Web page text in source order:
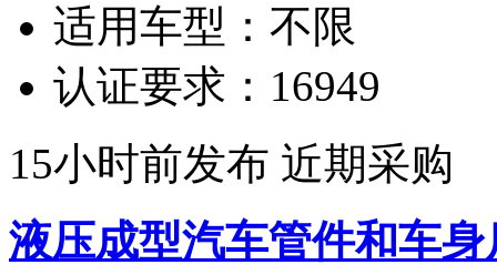
适用车型： 不限
认证要求： 16949
15小时前发布 近期采购
液压成型汽车管件和车